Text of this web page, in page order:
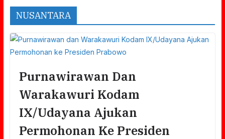
NUSANTARA
Purnawirawan Dan
Warakawuri Kodam
IX/Udayana Ajukan
Permohonan Ke Presiden